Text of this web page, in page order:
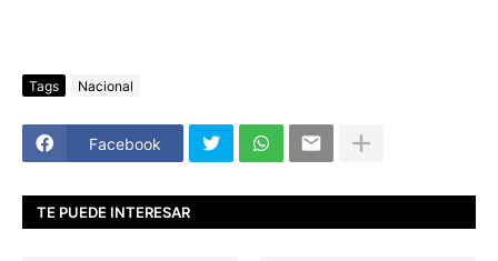
Tags Nacional
Facebook
TE PUEDE INTERESAR